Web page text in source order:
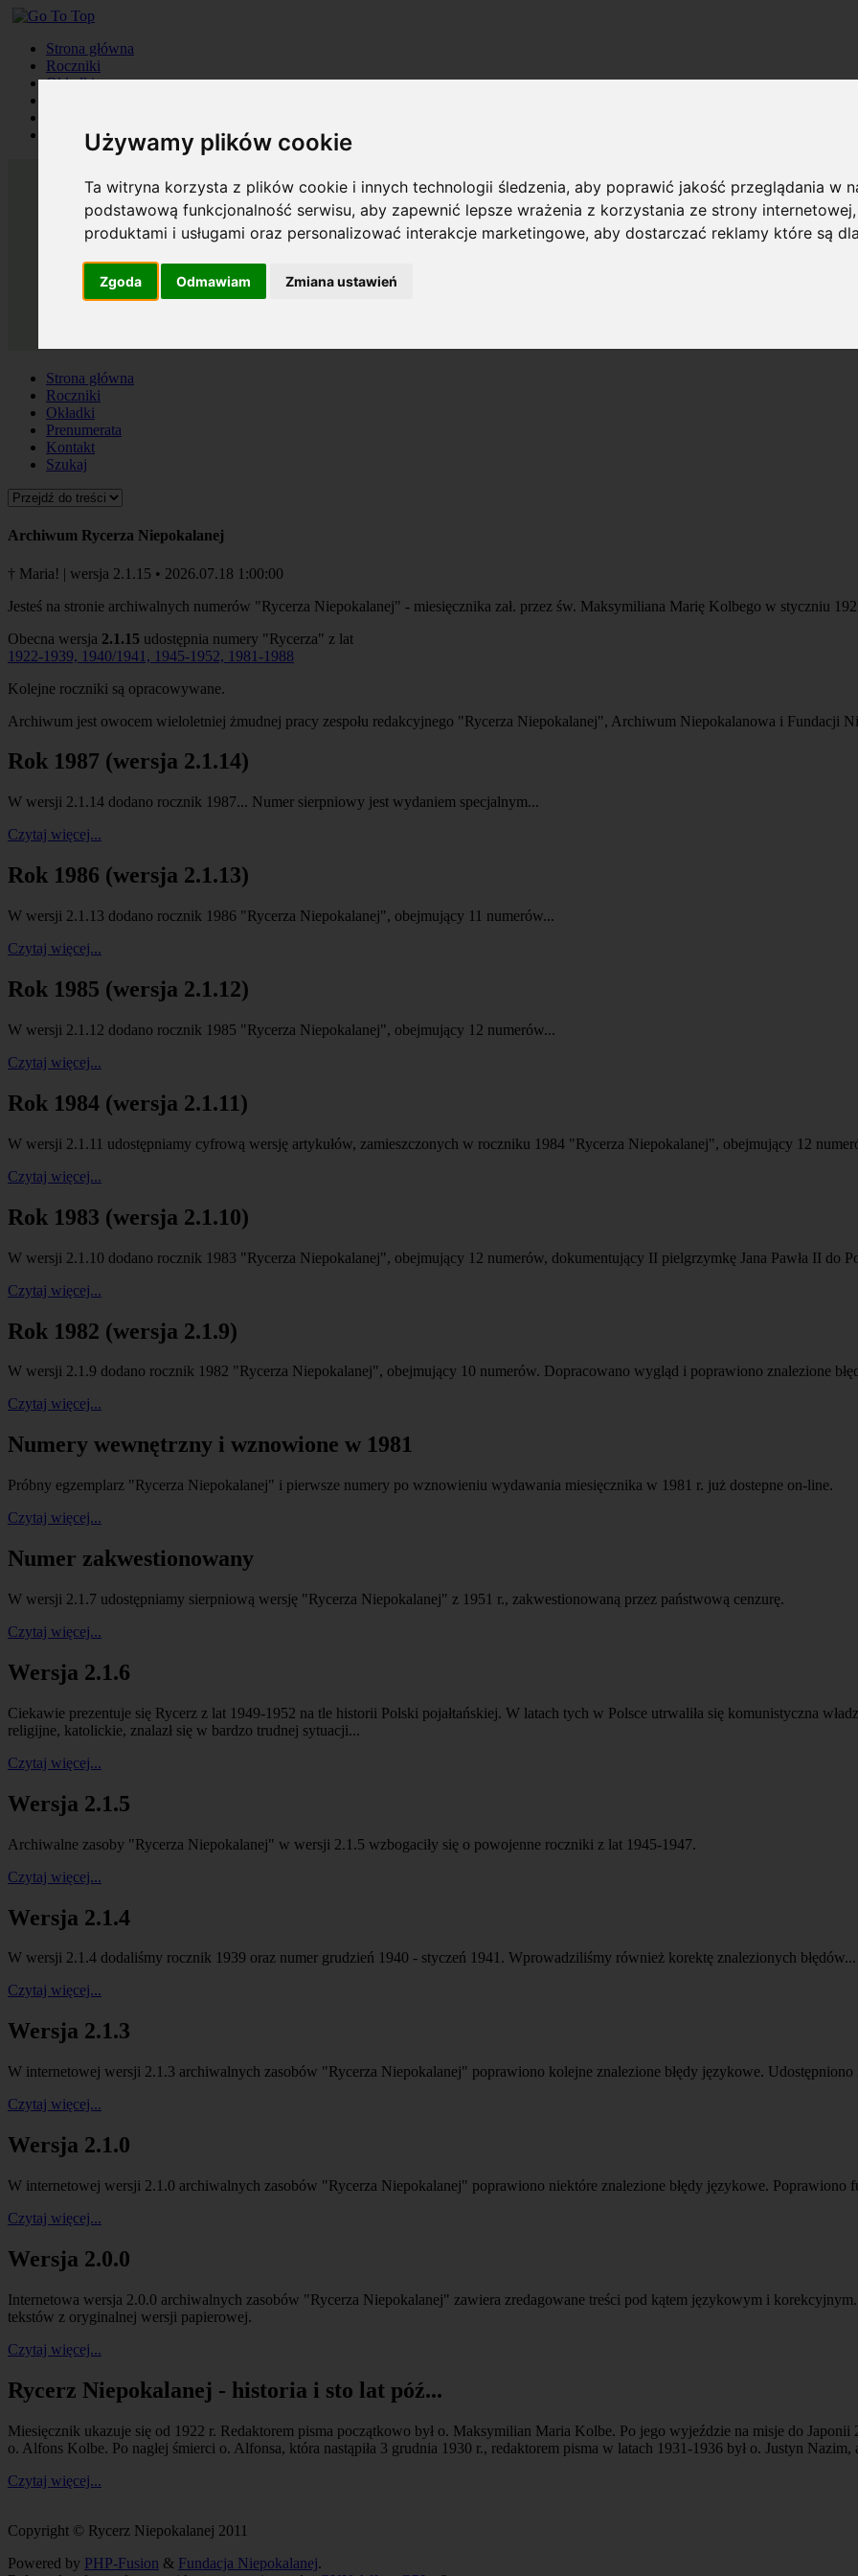
Używamy plików cookie
Ta witryna korzysta z plików cookie i innych technologii śledzenia, aby poprawić jakość przeglądania w
podstawową funkcjonalność serwisu,aby zapewnić lepsze wrażenia z korzystania ze strony internetowej
produktami i usługami oraz personalizować interakcje marketingowe,aby dostarczać reklamy które są
Zgoda Odmawiam Zmiana ustawień
Strona główna
Roczniki
Okładki
Szukaj
Strona główna
Roczniki
Okładki
Prenumerata
Kontakt
Szukaj
Archiwum Rycerza Niepokalanej
† Maria! | wersja 2.1.15 • 2026.07.18 1:00:00
Jesteś na stronie archiwalnych numerów "Rycerza Niepokalanej" - miesięcznika zał. przez św. Maksymiliana Marię Kolbego w styczniu
Obecna wersja 2.1.15 udostępnia numery "Rycerza" z lat
1922-1939, 1940/1941, 1945-1952, 1981-1988
Kolejne roczniki są opracowywane.
Archiwum jest owocem wieloletniej żmudnej pracy zespołu redakcyjnego "Rycerza Niepokalanej", Archiwum Niepokalanowa i Fundacji
Rok 1987 (wersja 2.1.14)
W wersji 2.1.14 dodano rocznik 1987... Numer sierpniowy jest wydaniem specjalnym...
Czytaj więcej...
Rok 1986 (wersja 2.1.13)
W wersji 2.1.13 dodano rocznik 1986 "Rycerza Niepokalanej", obejmujący 11 numerów...
Czytaj więcej...
Rok 1985 (wersja 2.1.12)
W wersji 2.1.12 dodano rocznik 1985 "Rycerza Niepokalanej", obejmujący 12 numerów...
Czytaj więcej...
Rok 1984 (wersja 2.1.11)
W wersji 2.1.11 udostępniamy cyfrową wersję artykułów, zamieszczonych w roczniku 1984 "Rycerza Niepokalanej", obejmujący 12
Czytaj więcej...
Rok 1983 (wersja 2.1.10)
W wersji 2.1.10 dodano rocznik 1983 "Rycerza Niepokalanej", obejmujący 12 numerów, dokumentujący II pielgrzymkę Jana Pawła II do
Czytaj więcej...
Rok 1982 (wersja 2.1.9)
W wersji 2.1.9 dodano rocznik 1982 "Rycerza Niepokalanej", obejmujący 10 numerów. Dopracowano wygląd i poprawiono znalezione
Czytaj więcej...
Numery wewnętrzny i wznowione w 1981
Próbny egzemplarz "Rycerza Niepokalanej" i pierwsze numery po wznowieniu wydawania miesięcznika w 1981 r. już dostepne on-line.
Czytaj więcej...
Numer zakwestionowany
W wersji 2.1.7 udostępniamy sierpniową wersję "Rycerza Niepokalanej" z 1951 r., zakwestionowaną przez państwową cenzurę.
Czytaj więcej...
Wersja 2.1.6
Ciekawie prezentuje się Rycerz z lat 1949-1952 na tle historii Polski pojałtańskiej. W latach tych w Polsce utrwaliła się komunistyczna
religijne, katolickie, znalazł się w bardzo trudnej sytuacji...
Czytaj więcej...
Wersja 2.1.5
Archiwalne zasoby "Rycerza Niepokalanej" w wersji 2.1.5 wzbogaciły się o powojenne roczniki z lat 1945-1947.
Czytaj więcej...
Wersja 2.1.4
W wersji 2.1.4 dodaliśmy rocznik 1939 oraz numer grudzień 1940 - styczeń 1941. Wprowadziliśmy również korektę znalezionych błędów...
Czytaj więcej...
Wersja 2.1.3
W internetowej wersji 2.1.3 archiwalnych zasobów "Rycerza Niepokalanej" poprawiono kolejne znalezione błędy językowe.
Czytaj więcej...
Wersja 2.1.0
W internetowej wersji 2.1.0 archiwalnych zasobów "Rycerza Niepokalanej" poprawiono niektóre znalezione błędy językowe. Poprawiono
Czytaj więcej...
Wersja 2.0.0
Internetowa wersja 2.0.0 archiwalnych zasobów "Rycerza Niepokalanej" zawiera zredagowane treści pod kątem językowym i
tekstów z oryginalnej wersji papierowej.
Czytaj więcej...
Rycerz Niepokalanej - historia i sto lat póź...
Miesięcznik ukazuje się od 1922 r. Redaktorem pisma początkowo był o. Maksymilian Maria Kolbe. Po jego wyjeździe na misje do
o. Alfons Kolbe. Po nagłej śmierci o. Alfonsa, która nastąpiła 3 grudnia 1930 r., redaktorem pisma w latach 1931-1936 był o. Justyn Nazim,
Czytaj więcej...
Copyright © Rycerz Niepokalanej 2011
Powered by PHP-Fusion & Fundacja Niepokalanej.